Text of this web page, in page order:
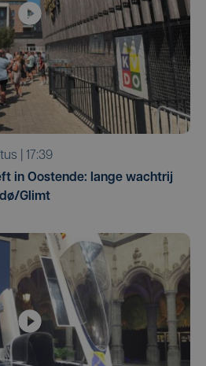
| 17:39
in Oostende: lange wachtrij
Glimt